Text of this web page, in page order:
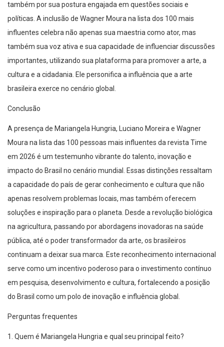
também por sua postura engajada em questões sociais e
políticas. A inclusão de Wagner Moura na lista dos 100 mais
influentes celebra não apenas sua maestria como ator, mas
também sua voz ativa e sua capacidade de influenciar discussões
importantes, utilizando sua plataforma para promover a arte, a
cultura e a cidadania. Ele personifica a influência que a arte
brasileira exerce no cenário global.
Conclusão
A presença de Mariangela Hungria, Luciano Moreira e Wagner
Moura na lista das 100 pessoas mais influentes da revista Time
em 2026 é um testemunho vibrante do talento, inovação e
impacto do Brasil no cenário mundial. Essas distinções ressaltam
a capacidade do país de gerar conhecimento e cultura que não
apenas resolvem problemas locais, mas também oferecem
soluções e inspiração para o planeta. Desde a revolução biológica
na agricultura, passando por abordagens inovadoras na saúde
pública, até o poder transformador da arte, os brasileiros
continuam a deixar sua marca. Este reconhecimento internacional
serve como um incentivo poderoso para o investimento contínuo
em pesquisa, desenvolvimento e cultura, fortalecendo a posição
do Brasil como um polo de inovação e influência global.
Perguntas frequentes
1. Quem é Mariangela Hungria e qual seu principal feito?